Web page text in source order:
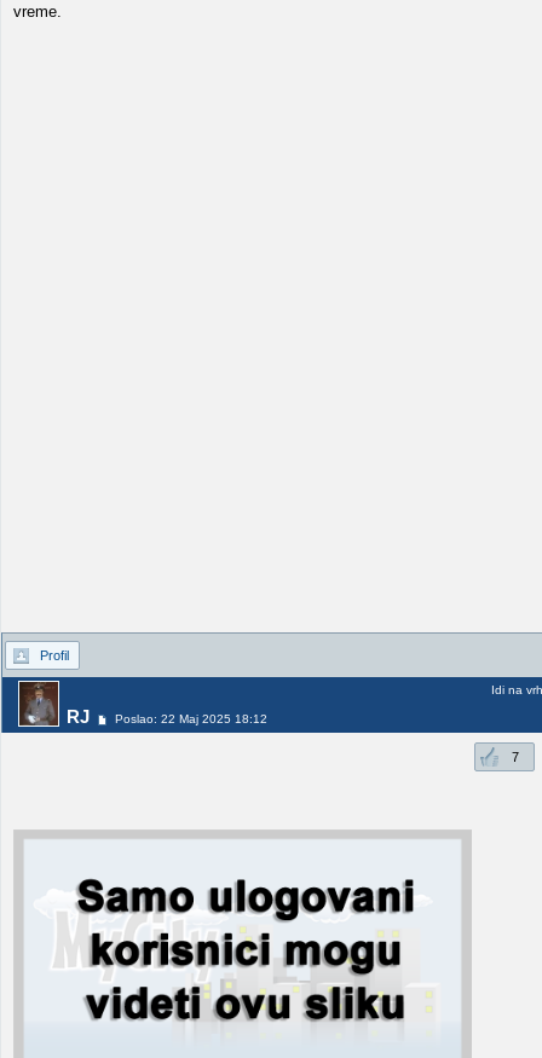
vreme.
Profil
RJ Poslao: 22 Maj 2025 18:12
Idi na vrh
7